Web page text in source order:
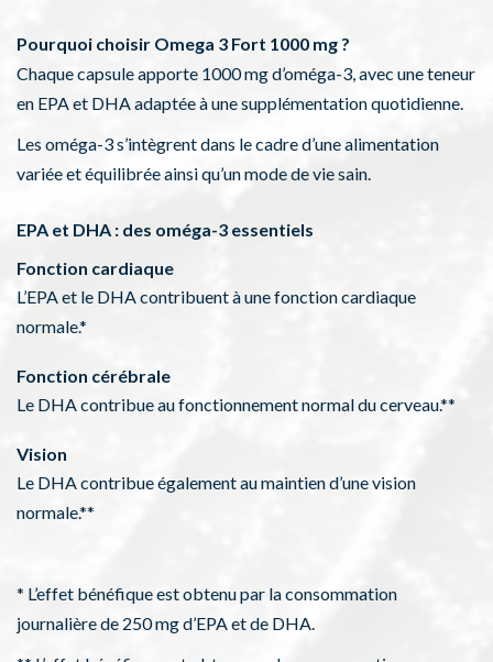
Pourquoi choisir Omega 3 Fort 1000 mg ?
Chaque capsule apporte 1000 mg d’oméga-3, avec une teneur
en EPA et DHA adaptée à une supplémentation quotidienne.
Les oméga-3 s’intègrent dans le cadre d’une alimentation
variée et équilibrée ainsi qu’un mode de vie sain.
EPA et DHA : des oméga-3 essentiels
Fonction cardiaque
L’EPA et le DHA contribuent à une fonction cardiaque
normale.*
Fonction cérébrale
Le DHA contribue au fonctionnement normal du cerveau.**
Vision
Le DHA contribue également au maintien d’une vision
normale.**
* L’effet bénéfique est obtenu par la consommation
journalière de 250 mg d’EPA et de DHA.